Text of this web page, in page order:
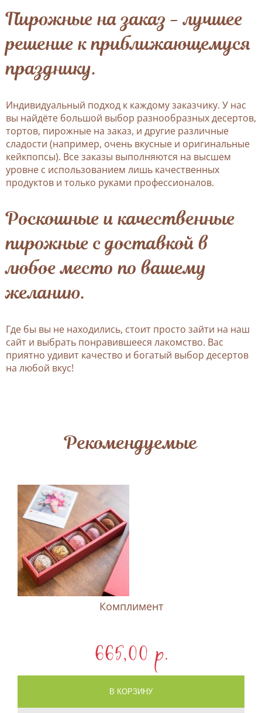
Пирожные на заказ - лучшее
решение к приближающемуся
празднику.
Индивидуальный подход к каждому заказчику. У нас
вы найдёте большой выбор разнообразных десертов,
тортов, пирожные на заказ, и другие различные
сладости (например, очень вкусные и оригинальные
кейкпопсы). Все заказы выполняются на высшем
уровне с использованием лишь качественных
продуктов и только руками профессионалов.
Роскошные и качественные
пирожные с доставкой в
любое место по вашему
желанию.
Где бы вы не находились, стоит просто зайти на наш
сайт и выбрать понравившееся лакомство. Вас
приятно удивит качество и богатый выбор десертов
на любой вкус!
Рекомендуемые
Комплимент
665,00 p.